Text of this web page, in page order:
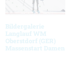
Bildergalerie
Langlauf WM
Oberstdorf (GER)
Massenstart Damen